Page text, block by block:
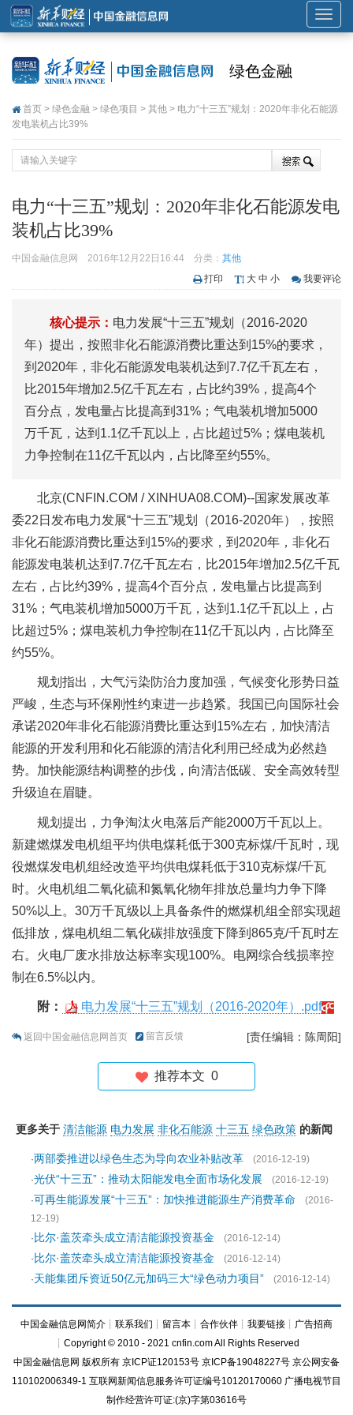
展
开
导
绿色金融
首页 > 绿色金融 > 绿色项目 > 其他 > 电力“十三五”规划：2020年非化石能源
发电装机占比39%
电力“十三五”规划：2020年非化石能源发电
装机占比39%
中国金融信息网 2016年12月22日16:44 分类： 其他
打印
大 中 小 我要评论
核心提示： 电力发展“十三五”规划（2016-2020
年）提出，按照非化石能源消费比重达到15%的要求，
到2020年，非化石能源发电装机达到7.7亿千瓦左右，
比2015年增加2.5亿千瓦左右，占比约39%，提高4个
百分点，发电量占比提高到31%；气电装机增加5000
万千瓦，达到1.1亿千瓦以上，占比超过5%；煤电装机
力争控制在11亿千瓦以内，占比降至约55%。
北京(CNFIN.COM / XINHUA08.COM)--国家发展改革
委22日发布电力发展“十三五”规划（2016-2020年），按照
非化石能源消费比重达到15%的要求，到2020年，非化石
能源发电装机达到7.7亿千瓦左右，比2015年增加2.5亿千瓦
左右，占比约39%，提高4个百分点，发电量占比提高到
31%；气电装机增加5000万千瓦，达到1.1亿千瓦以上，占
比超过5%；煤电装机力争控制在11亿千瓦以内，占比降至
约55%。
规划指出，大气污染防治力度加强，气候变化形势日益
严峻，生态与环保刚性约束进一步趋紧。我国已向国际社会
承诺2020年非化石能源消费比重达到15%左右，加快清洁
能源的开发利用和化石能源的清洁化利用已经成为必然趋
势。加快能源结构调整的步伐，向清洁低碳、安全高效转型
升级迫在眉睫。
规划提出，力争淘汰火电落后产能2000万千瓦以上。
新建燃煤发电机组平均供电煤耗低于300克标煤/千瓦时，现
役燃煤发电机组经改造平均供电煤耗低于310克标煤/千瓦
时。火电机组二氧化硫和氮氧化物年排放总量均力争下降
50%以上。30万千瓦级以上具备条件的燃煤机组全部实现超
低排放，煤电机组二氧化碳排放强度下降到865克/千瓦时左
右。火电厂废水排放达标率实现100%。电网综合线损率控
制在6.5%以内。
附： 电力发展“十三五”规划（2016-2020年）.pdf
返回中国金融信息网首页 留言反馈 [责任编辑：陈周阳]
推荐本文 0
更多关于 清洁能源 电力发展 非化石能源 十三五 绿色政策 的新闻
·两部委推进以绿色生态为导向农业补贴改革
(2016-12-19)
·光伏“十三五”：推动太阳能发电全面市场化发展
(2016-12-19)
·可再生能源发展“十三五”：加快推进能源生产消费革命
(2016-
12-19)
· 比尔·盖茨牵头成立清洁能源投资基金
(2016-12-14)
· 比尔·盖茨牵头成立清洁能源投资基金
(2016-12-14)
·天能集团斥资近50亿元加码三大“绿色动力项目” (2016-12-14)
中国金融信息网简介 ┊ 联系我们 ┊ 留言本 ┊ 合作伙伴 ┊ 我要链接 ┊ 广告招商
┊Copyright © 2010 - 2021 cnfin.com All Rights Reserved
中国金融信息网 版权所有 京ICP证120153号 京ICP备19048227号 京公网安备
110102006349-1 互联网新闻信息服务许可证编号10120170060 广播电视节目
制作经营许可证:(京)字第03616号